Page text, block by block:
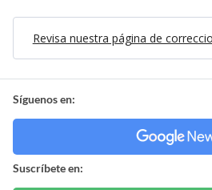
Revisa nuestra página de
Síguenos en:
Suscríbete en: